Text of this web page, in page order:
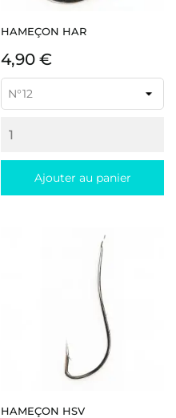
HAMEÇON HAR
Prix
4,90 €
Ajouter au panier
HAMEÇON HSV